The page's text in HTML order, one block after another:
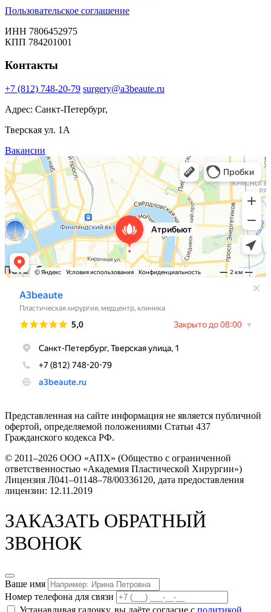
Пользовательское соглашение
ИНН 7806452975
КПП 784201001
Контакты
+7 (812) 748-20-79 surgery@a3beaute.ru
Адрес: Санкт-Петербург,
Тверская ул. 1А
Вакансии
Представленная на сайте информация не является публичной
офертой, определяемой положениями Статьи 437
Гражданского кодекса РФ.
© 2011–2026 OOO «АПХ» (Общество с ограниченной
ответственностью «Академия Пластической Хирургии»)
Лицензия Л041–01148–78/00336120, дата предоставления
лицензии: 12.11.2019
ЗАКАЗАТЬ ОБРАТНЫЙ
ЗВОНОК
Ваше имя
Номер телефона для связи
Устанавливая галочку, вы даёте согласие с политикой